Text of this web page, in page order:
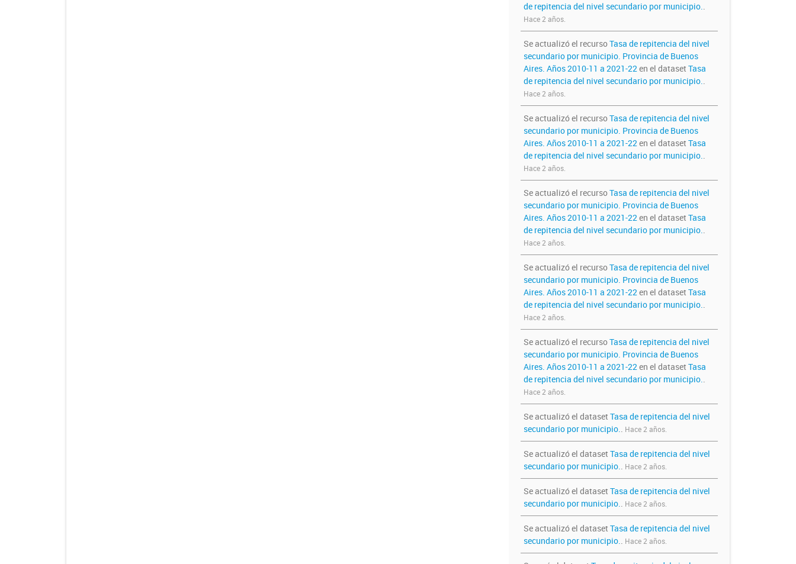
de repitencia del nivel secundario por municipio..
Hace 2 años.
Se actualizó el recursoTasa de repitencia del nivel
secundario por municipio. Provincia de Buenos
Aires. Años 2010-11 a 2021-22en el dataset Tasa
de repitencia del nivel secundario por municipio..
Hace 2 años.
Se actualizó el recursoTasa de repitencia del nivel
secundario por municipio. Provincia de Buenos
Aires. Años 2010-11 a 2021-22en el dataset Tasa
de repitencia del nivel secundario por municipio..
Hace 2 años.
Se actualizó el recursoTasa de repitencia del nivel
secundario por municipio. Provincia de Buenos
Aires. Años 2010-11 a 2021-22en el dataset Tasa
de repitencia del nivel secundario por municipio..
Hace 2 años.
Se actualizó el recursoTasa de repitencia del nivel
secundario por municipio. Provincia de Buenos
Aires. Años 2010-11 a 2021-22en el dataset Tasa
de repitencia del nivel secundario por municipio..
Hace 2 años.
Se actualizó el recursoTasa de repitencia del nivel
secundario por municipio. Provincia de Buenos
Aires. Años 2010-11 a 2021-22en el dataset Tasa
de repitencia del nivel secundario por municipio..
Hace 2 años.
Se actualizó el dataset Tasa de repitencia del nivel
secundario por municipio.. Hace 2 años.
Se actualizó el dataset Tasa de repitencia del nivel
secundario por municipio.. Hace 2 años.
Se actualizó el dataset Tasa de repitencia del nivel
secundario por municipio.. Hace 2 años.
Se actualizó el dataset Tasa de repitencia del nivel
secundario por municipio.. Hace 2 años.